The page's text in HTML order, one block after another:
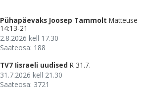
Pühapäevaks Joosep Tammolt Matteuse
14:13-21
2.8.2026 kell 17.30
Saateosa: 188
TV7 Iisraeli uudised R 31.7.
31.7.2026 kell 21.30
Saateosa: 3721